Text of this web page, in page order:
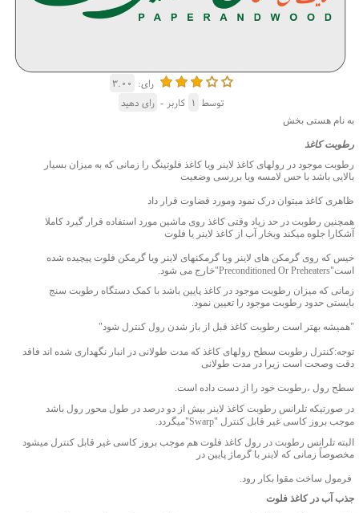
رای: ۳.۰۰
توسط ۱ کاربر - رای دهید
به نام هستی بخش
رطوبت کاغذ
رطوبت موجود در رولهای کاغذ لاینر ویا کاغذ فلوتینگ را زمانی که به میزان بسیار
بالایی باشد با حس لامسه ویا بررسی وضعیت
ظاهری کاغذ میتوان درک نمود ومورد قضاوت قرار داد
همچنین رطوبت در حد زیاد وقتی کاغذ روی ماشین مورد استفاده قرار گیرد کاملا
آشکارا جلوه میکند وبخار آب از کاغذ لاینر یا فلوت
خیس که روی گرمکن های لاینر وبا گرمکنهای لاینر ویا گرمکن فلوت پیچیده شده
است"Preconditioned Or Preheaters"خارج می شود.
زمانی که میزان رطوبت موجود در کاغذ پایین باشد با کمک دستگاه رطوبت سنج
بایستی حدود رطوبت موجود را تعیین نمود.
"همیشه بهتر است رطوبت کاغذ قبل از باز شدن رول کنترل شود"
توجه:کنترل رطوبت سطح رولهای کاغذ که مدت طولانی در انبار نگهداری شده اند فاقد
دقت وصحت است زیرا در مدت طولانی
سطح رول ،رطوبت خود را از دست داده است.
در صورتیکه تلرانس رطوبت کاغذ لاینر بیش از دو درصد در طول محور رول باشد
موجب بروز کاسی غیر قابل کنترل "Swarp"میگردد.
البته تلرانس رطوبت در رول کاغذ فلوت هم موجب بروز کاسی غیر قابل کنترل میشود
مخصوصاً زمانی که لاینر با گرماژ پایین در
فرمول ساخت مقوا بکار رود.
جذب آب در کاغذ فلوت